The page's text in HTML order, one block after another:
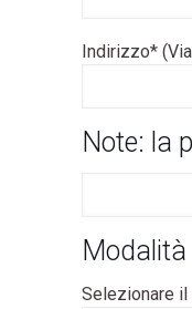
Indirizzo*
Note: la
Selezionare